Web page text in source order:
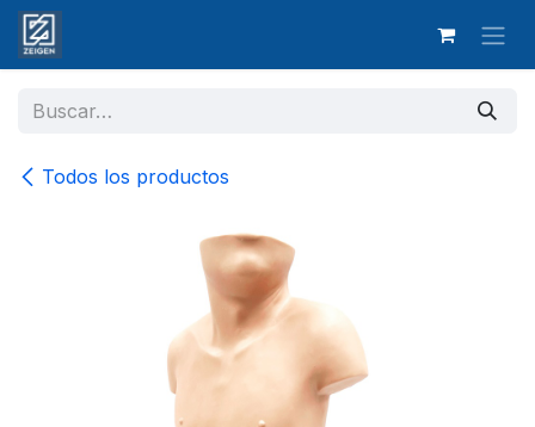
Ir al contenido
Todos los productos